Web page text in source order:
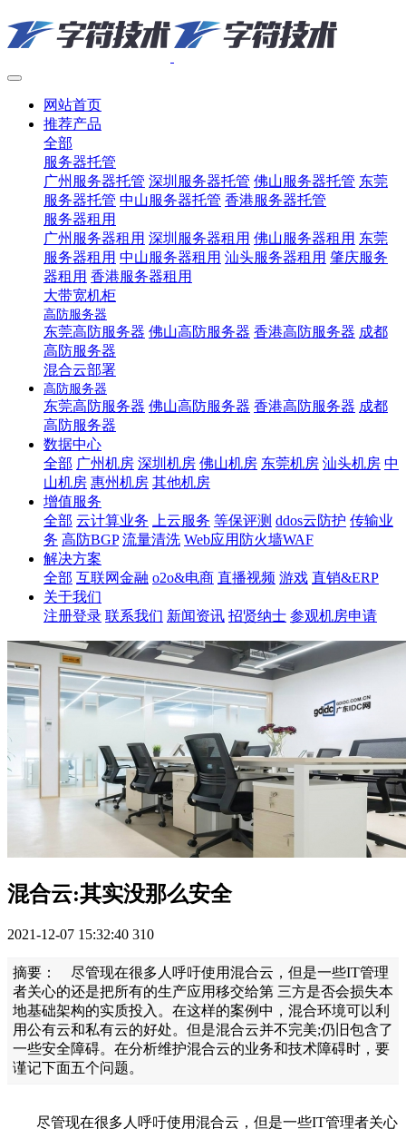
网站首页
推荐产品
全部
服务器托管
广州服务器托管 深圳服务器托管 佛山服务器托管 东莞
服务器托管 中山服务器托管 香港服务器托管
服务器租用
广州服务器租用 深圳服务器租用 佛山服务器租用 东莞
服务器租用 中山服务器租用 汕头服务器租用 肇庆服务
器租用 香港服务器租用
大带宽机柜
高防服务器
东莞高防服务器 佛山高防服务器 香港高防服务器 成都
高防服务器
混合云部署
高防服务器
东莞高防服务器 佛山高防服务器 香港高防服务器 成都
高防服务器
数据中心
全部 广州机房 深圳机房 佛山机房 东莞机房 汕头机房 中
山机房 惠州机房 其他机房
增值服务
全部 云计算业务 上云服务 等保评测 ddos云防护 传输业
务 高防BGP 流量清洗 Web应用防火墙WAF
解决方案
全部 互联网金融 o2o&电商 直播视频 游戏 直销&ERP
关于我们
注册登录 联系我们 新闻资讯 招贤纳士 参观机房申请
混合云:其实没那么安全
2021-12-07 15:32:40 310
摘要： 尽管现在很多人呼吁使用混合云，但是一些IT管理
者关心的还是把所有的生产应用移交给第 三方是否会损失本
地基础架构的实质投入。在这样的案例中，混合环境可以利
用公有云和私有云的好处。但是混合云并不完美;仍旧包含了
一些安全障碍。在分析维护混合云的业务和技术障碍时，要
谨记下面五个问题。
尽管现在很多人呼吁使用混合云，但是一些IT管理者关心